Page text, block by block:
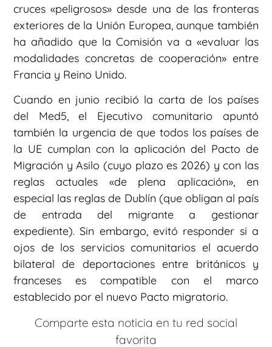
cruces «peligrosos» desde una de las fronteras
exteriores de la Unión Europea, aunque también
ha añadido que la Comisión va a «evaluar las
modalidades concretas de cooperación» entre
Francia y Reino Unido.
Cuando en junio recibió la carta de los países
del Med5, el Ejecutivo comunitario apuntó
también la urgencia de que todos los países de
la UE cumplan con la aplicación del Pacto de
Migración y Asilo (cuyo plazo es 2026) y con las
reglas actuales «de plena aplicación», en
especial las reglas de Dublín (que obligan al país
de entrada del migrante a gestionar
expediente). Sin embargo, evitó responder si a
ojos de los servicios comunitarios el acuerdo
bilateral de deportaciones entre británicos y
franceses es compatible con el marco
establecido por el nuevo Pacto migratorio.
Comparte esta noticia en tu red social
favorita